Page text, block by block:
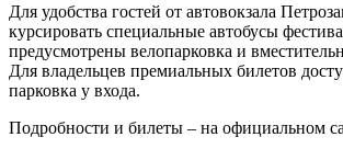
Для удобства гостей от автовокзала
курсировать специальные автобусы
предусмотрены велопарковка и
Для владельцев премиальных билетов
парковка у входа.
Подробности и билеты – на официальном